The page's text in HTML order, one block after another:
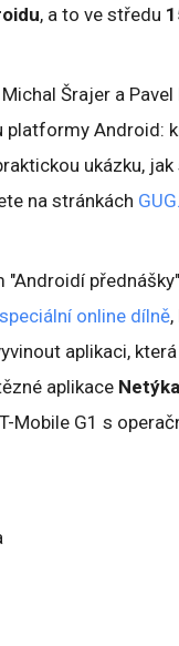
, a to ve středu
Šrajer a
platformy Android:
ukázku,
na stránkách
"Androidí
online dílně
aplikaci,
aplikace
Mobile G1 s